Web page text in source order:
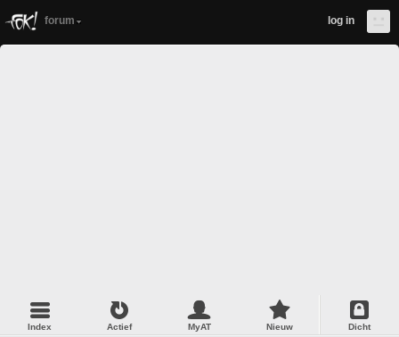
forum log in
Index Actief MyAT Nieuw Dicht